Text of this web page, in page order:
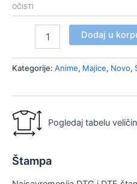
OČISTI
Dodaj u
Kategorije: Anime, Majice, Novo,
Pogledaj tabelu
Štampa